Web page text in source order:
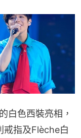
白色西裝亮相，
指及Flèche白